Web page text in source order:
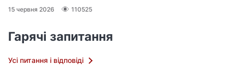
15 червня 2026 110525
Гарячі запитання
Усі питання і відповіді